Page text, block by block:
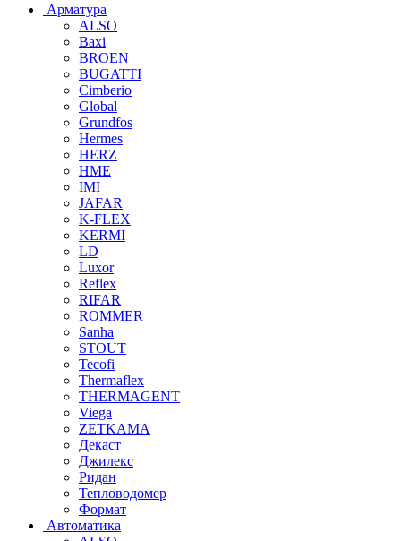
Арматура
ALSO
Baxi
BROEN
BUGATTI
Cimberio
Global
Grundfos
Hermes
HERZ
HME
IMI
JAFAR
K-FLEX
KERMI
LD
Luxor
Reflex
RIFAR
ROMMER
Sanha
STOUT
Tecofi
Thermaflex
THERMAGENT
Viega
ZETKAMA
Декаст
Джилекс
Ридан
Тепловодомер
Формат
Автоматика